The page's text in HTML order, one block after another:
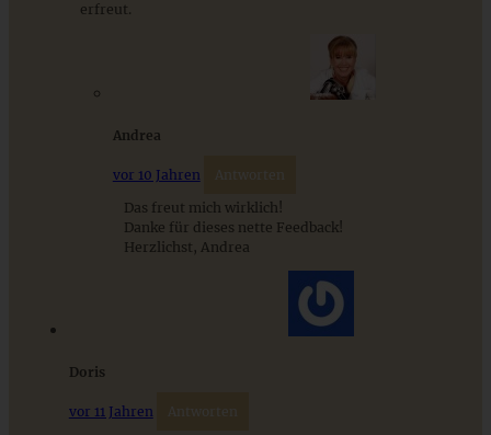
Classic New York Cheesecake mit Himbeer-Sauce
erfreut.
Andrea
vor 10 Jahren Antworten
Das freut mich wirklich!
Danke für dieses nette Feedback!
Herzlichst, Andrea
Doris
vor 11 Jahren Antworten